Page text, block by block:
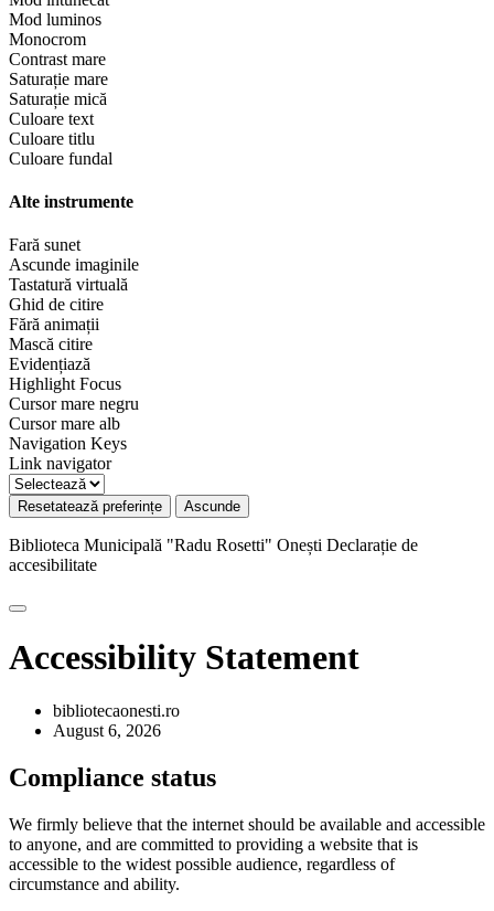
Mod luminos
Monocrom
Contrast mare
Saturație mare
Saturație mică
Culoare text
Culoare titlu
Culoare fundal
Alte instrumente
Fară sunet
Ascunde imaginile
Tastatură virtuală
Ghid de citire
Fără animații
Mască citire
Evidențiază
Highlight Focus
Cursor mare negru
Cursor mare alb
Navigation Keys
Link navigator
Resetatează preferințe Ascunde
Biblioteca Municipală "Radu Rosetti" Onești Declarație de
accesibilitate
Accessibility Statement
bibliotecaonesti.ro
August 6, 2026
Compliance status
We firmly believe that the internet should be available and accessible
to anyone, and are committed to providing a website that is
accessible to the widest possible audience, regardless of
circumstance and ability.